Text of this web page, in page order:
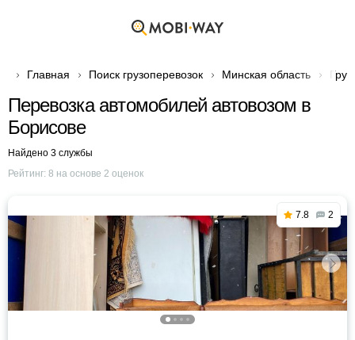
Главная Поиск грузоперевозок Минская область
Перевозка автомобилей автовозом в
Борисове
Найдено 3 службы
Рейтинг: 8 на основе 2 оценок
7.8 2